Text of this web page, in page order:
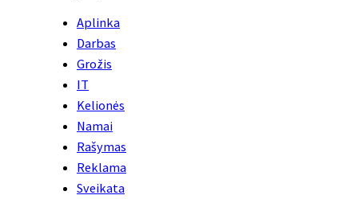
Aplinka
Darbas
Grožis
IT
Kelionės
Namai
Rašymas
Reklama
Sveikata